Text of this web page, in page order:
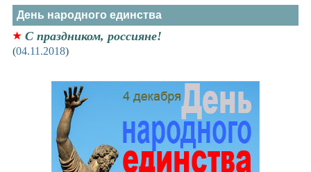
День народного единства
С праздником, россияне!
(04.11.2018)